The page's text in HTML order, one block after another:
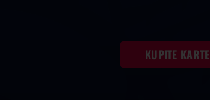
KUPITE KARTE